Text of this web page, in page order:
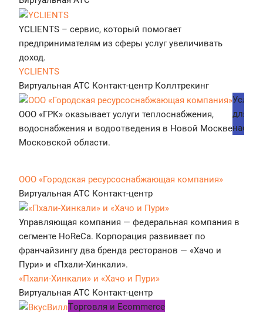
YCLIENTS – сервис, который помогает
предпринимателям из сферы услуг увеличивать
доход.
YCLIENTS
Виртуальная АТС Контакт-центр Коллтрекинг
Услуги
для
ООО «ГРК» оказывает услуги теплоснабжения,
водоснабжения и водоотведения в Новой Москве и
Московской области.
ООО «Городская ресурсоснабжающая компания»
Виртуальная АТС Контакт-центр
Управляющая компания — федеральная компания в
сегменте HoReCa. Корпорация развивает по
франчайзингу два бренда ресторанов — «Хачо и
Пури» и «Пхали-Хинкали».
«Пхали-Хинкали» и «Хачо и Пури»
Виртуальная АТС Контакт-центр
Tорговля и Ecommerce